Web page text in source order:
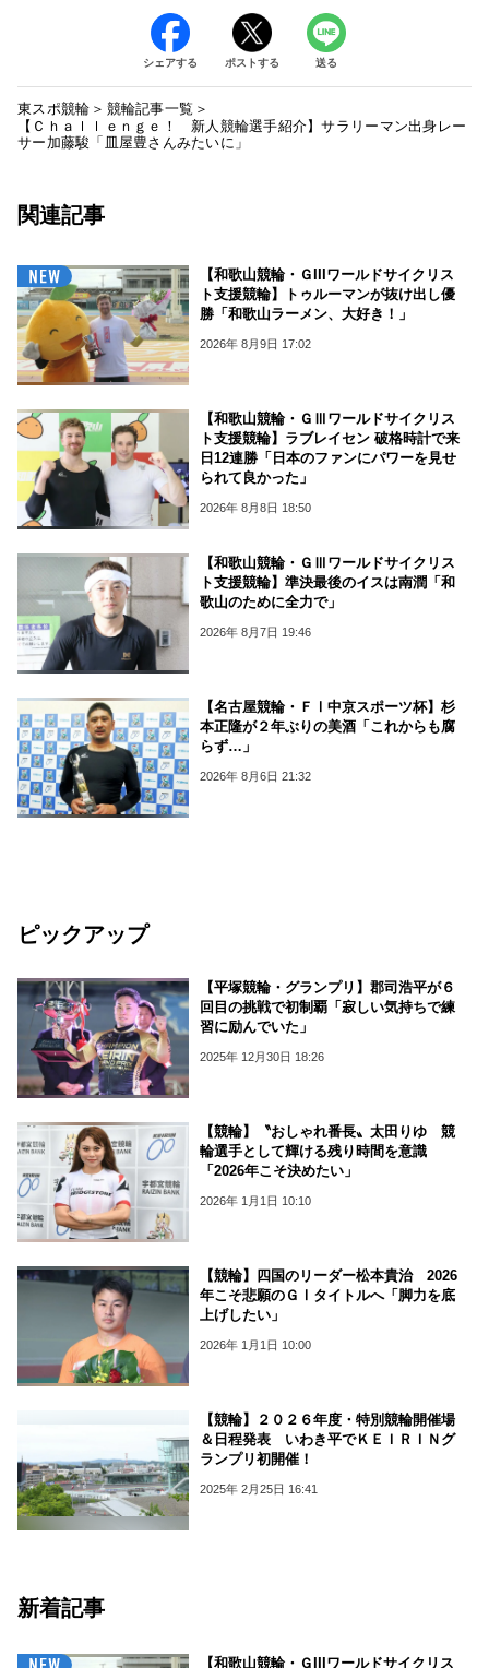
シェアする ポストする 送る
東スポ競輪
競輪記事一覧
【Ｃｈａｌｌｅｎｇｅ！ 新人競輪選手紹介】サラリーマン出身レー
サー加藤駿「皿屋豊さんみたいに」
関連記事
【和歌山競輪・ＧIIIワールドサイクリス
ト支援競輪】トゥルーマンが抜け出し優
勝「和歌山ラーメン、大好き！」
2026年 8月9日 17:02
【和歌山競輪・ＧⅢワールドサイクリス
ト支援競輪】ラブレイセン 破格時計で来
日12連勝「日本のファンにパワーを見せ
られて良かった」
2026年 8月8日 18:50
【和歌山競輪・ＧⅢワールドサイクリス
ト支援競輪】準決最後のイスは南潤「和
歌山のために全力で」
2026年 8月7日 19:46
【名古屋競輪・ＦⅠ中京スポーツ杯】杉
本正隆が２年ぶりの美酒「これからも腐
らず…」
2026年 8月6日 21:32
ピックアップ
【平塚競輪・グランプリ】郡司浩平が６
回目の挑戦で初制覇「寂しい気持ちで練
習に励んでいた」
2025年 12月30日 18:26
【競輪】〝おしゃれ番長〟太田りゆ 競
輪選手として輝ける残り時間を意識
「2026年こそ決めたい」
2026年 1月1日 10:10
【競輪】四国のリーダー松本貴治 2026
年こそ悲願のＧⅠタイトルへ「脚力を底
上げしたい」
2026年 1月1日 10:00
【競輪】２０２６年度・特別競輪開催場
＆日程発表 いわき平でＫＥＩＲＩＮグ
ランプリ初開催！
2025年 2月25日 16:41
新着記事
【和歌山競輪・ＧIIIワールドサイクリス